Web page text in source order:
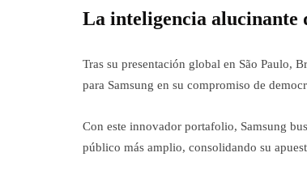
La inteligencia alucinante
Tras su presentación global en São Paulo,
para Samsung en su compromiso de
Con este innovador portafolio, Samsung
público más amplio, consolidando su